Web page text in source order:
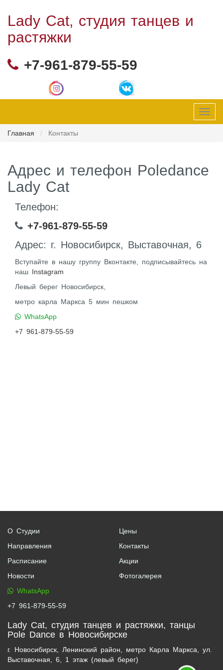
Lady Cat, студия танцев и
растяжки
+7-961-879-55-59
Главная
Контакты
Адрес и телефон Poledance
Lady Cat
Телефон:
+7-961-879-55-59
Адрес: г. Новосибирск, Выставочная, 6
Вступайте в нашу группу Вконтакте, подписывайтесь на
наш Instagram
Левый берег Новосибирск,
метро карла Маркса 5 мин пешком
WhatsApp
+7 961-879-55-59
О Студии
Направления
Расписание
Новости
Цены
Контакты
Акции
Фотогалерея
WhatsApp
+7 961-879-55-59
Lady Cat, студия танцев и растяжки, танцы
Pole Dance в Новосибирске
г. Новосибирск, Ленинский район, метро Карла Маркса, ул.
Выставочная, 6, 1 этаж (левый берег)